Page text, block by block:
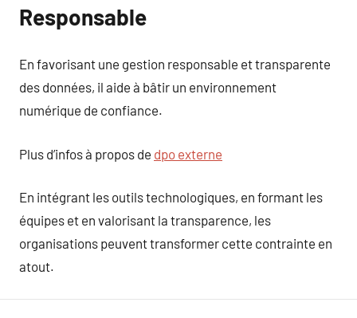
Responsable
En favorisant une gestion responsable et transparente
des données, il aide à bâtir un environnement
numérique de confiance.
Plus d’infos à propos de dpo externe
En intégrant les outils technologiques, en formant les
équipes et en valorisant la transparence, les
organisations peuvent transformer cette contrainte en
atout.